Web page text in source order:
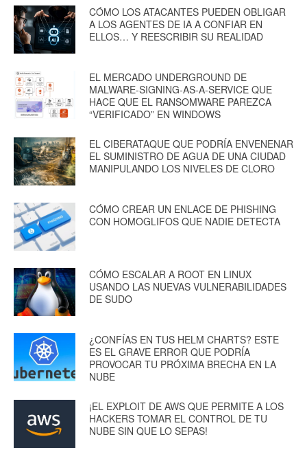
CÓMO LOS ATACANTES PUEDEN OBLIGAR
A LOS AGENTES DE IA A CONFIAR EN
ELLOS… Y REESCRIBIR SU REALIDAD
EL MERCADO UNDERGROUND DE
MALWARE-SIGNING-AS-A-SERVICE QUE
HACE QUE EL RANSOMWARE PAREZCA
“VERIFICADO” EN WINDOWS
EL CIBERATAQUE QUE PODRÍA ENVENENAR
EL SUMINISTRO DE AGUA DE UNA CIUDAD
MANIPULANDO LOS NIVELES DE CLORO
CÓMO CREAR UN ENLACE DE PHISHING
CON HOMOGLIFOS QUE NADIE DETECTA
CÓMO ESCALAR A ROOT EN LINUX
USANDO LAS NUEVAS VULNERABILIDADES
DE SUDO
¿CONFÍAS EN TUS HELM CHARTS? ESTE
ES EL GRAVE ERROR QUE PODRÍA
PROVOCAR TU PRÓXIMA BRECHA EN LA
NUBE
¡EL EXPLOIT DE AWS QUE PERMITE A LOS
HACKERS TOMAR EL CONTROL DE TU
NUBE SIN QUE LO SEPAS!